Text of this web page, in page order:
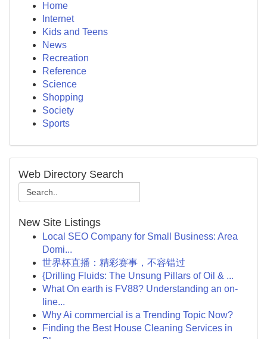
Home
Internet
Kids and Teens
News
Recreation
Reference
Science
Shopping
Society
Sports
Web Directory Search
New Site Listings
Local SEO Company for Small Business: Area
Domi...
世界杯直播：精彩赛事，不容错过
{Drilling Fluids: The Unsung Pillars of Oil & ...
What On earth is FV88? Understanding an on-
line...
Why Ai commercial is a Trending Topic Now?
Finding the Best House Cleaning Services in